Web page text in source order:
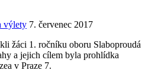
výlety 7. červenec 2017
žáci 1. ročníku oboru Slaboproudá
a jejich cílem byla prohlídka
v Praze 7.